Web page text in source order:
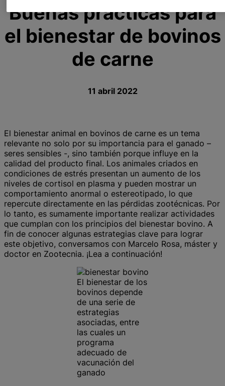
Buenas prácticas para
el bienestar de bovinos
de carne
11 abril 2022
El bienestar animal en bovinos de carne es un tema
relevante no solo por su importancia para el ganado –
seres sensibles -, sino también porque influye en la
calidad del producto final. Los animales criados en
condiciones de estrés presentan un aumento de los
niveles de cortisol en plasma y pueden mostrar un
comportamiento anormal o estereotipado, lo que
repercute directamente en las pérdidas zootécnicas. Por
lo tanto, es sumamente importante realizar actividades
que cumplan con los principios del bienestar bovino. A
fin de conocer algunas estrategias clave para lograr
este objetivo, conversamos con Marcelo Rosa, máster y
doctor en Zootecnia. ¡Lea a continuación!
El bienestar de los
bovinos depende
de una serie de
estrategias
asociadas, entre
las cuales un
programa
adecuado de
vacunación del
ganado